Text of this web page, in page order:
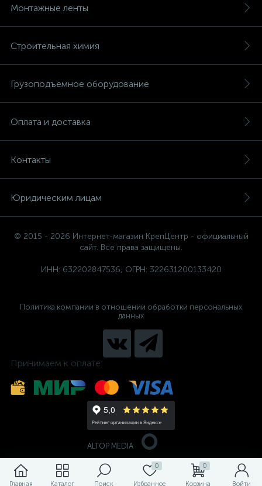
Главная Каталог Поиск
0
Избранное
0
Корзина Войти
Монтажные ленты
Строительная химия
Грузоподъемное оборудование
Оплата и доставка
Контакты
Юридическим лицам
© 2015 - 2026 Интернет-магазин КрепЦентр - официальный
сайт. Все права защищены.
ИНН: 632202847536, ОГРН: 322631200133420
Политика компании в отношении обработки персональных
данных
Принимаем к оплате:
ALTOP MEDIA